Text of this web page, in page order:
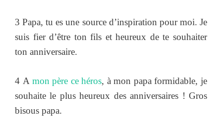
3 Papa, tu es une source d’inspiration pour moi. Je
suis fier d’être ton fils et heureux de te souhaiter
ton anniversaire.
4 A mon père ce héros, à mon papa formidable, je
souhaite le plus heureux des anniversaires ! Gros
bisous papa.